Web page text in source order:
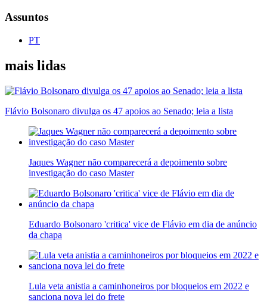
Assuntos
PT
mais lidas
Flávio Bolsonaro divulga os 47 apoios ao Senado; leia a lista
Jaques Wagner não comparecerá a depoimento sobre
investigação do caso Master
Eduardo Bolsonaro 'critica' vice de Flávio em dia de anúncio
da chapa
Lula veta anistia a caminhoneiros por bloqueios em 2022 e
sanciona nova lei do frete